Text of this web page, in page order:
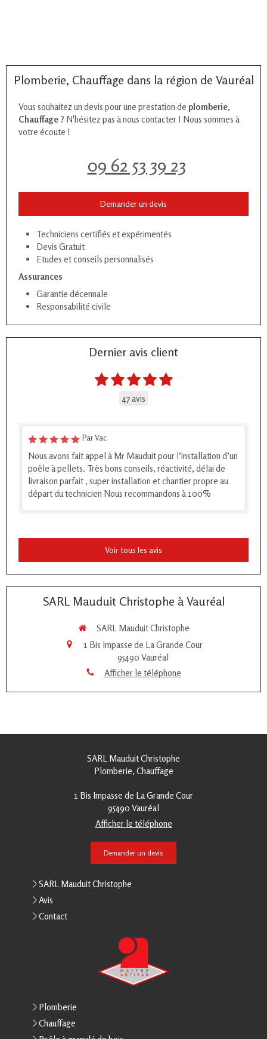
Plomberie, Chauffage dans la région de Vauréal
Vous souhaitez un devis pour une prestation de plomberie,
Chauffage ? N'hésitez pas à nous contacter ! Nous sommes à
votre écoute !
09 62 53 39 23
Demander un devis
Techniciens certifiés et expérimentés
Devis Gratuit
Etudes et conseils personnalisés
Assurances
Garantie décennale
Responsabilité civile
Dernier avis client
47 avis
Par Vac
Nous avons fait appel à Mr Mauduit pour l’installation d’un
poêle à pellets. Très bons conseils, réactivité, délai de
livraison parfait , super installation et chantier propre au
départ du technicien Nous recommandons à 100%
Voir tous les avis
SARL Mauduit Christophe à Vauréal
SARL Mauduit Christophe
1 Bis Impasse de La Grande Cour
95490 Vauréal
Afficher le téléphone
SARL Mauduit Christophe
Plomberie, Chauffage
1 Bis Impasse de La Grande Cour
95490 Vauréal
Afficher le téléphone
Demander un devis
SARL Mauduit Christophe
Avis
Contact
Plomberie
Chauffage